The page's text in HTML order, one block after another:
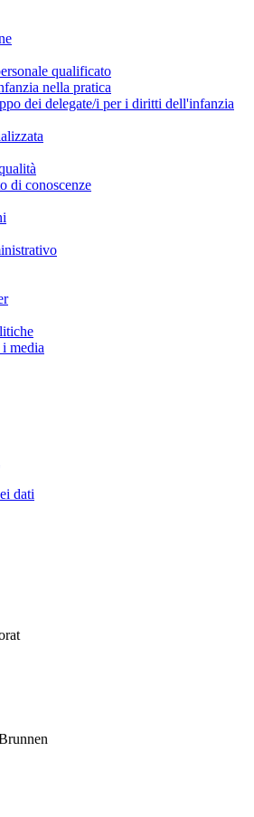
qualificato
nella pratica
dei delegate/i per i diritti dell'infanzia
di conoscenze
media
dati